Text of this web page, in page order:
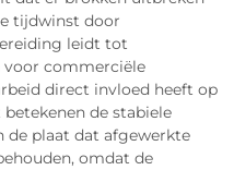
tijdwinst door
leidt tot
voor commerciële
direct invloed heeft op
de stabiele
de plaat dat afgewerkte
omdat de